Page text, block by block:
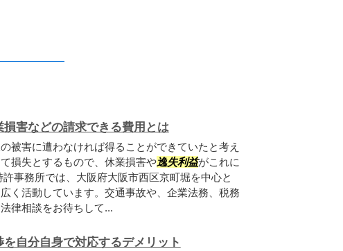
害などの請求できる費用とは
被害に遭わなければ得ることができていたと考え
損失とするもので、休業損害や逸失利益がこれに
事務所では、大阪府大阪市西区京町堀を中心と
く活動しています。交通事故や、企業法務、税務
律相談をお待ちして...
自分自身で対応するデメリット